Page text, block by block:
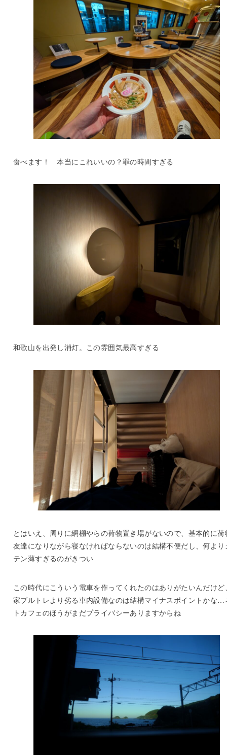
食べます！ 本当にこれいいの？罪の時間すぎる
和歌山を出発し消灯。この雰囲気最高すぎる
とはいえ、周りに網棚やらの荷物置き場がないので、基本的に荷
友達になりながら寝なければならないのは結構不便だし、何より
テン薄すぎるのがきつい
この時代にこういう電車を作ってくれたのはありがたいんだけど
家ブルトレより劣る車内設備なのは結構マイナスポイントかな…
トカフェのほうがまだプライバシーありますからね